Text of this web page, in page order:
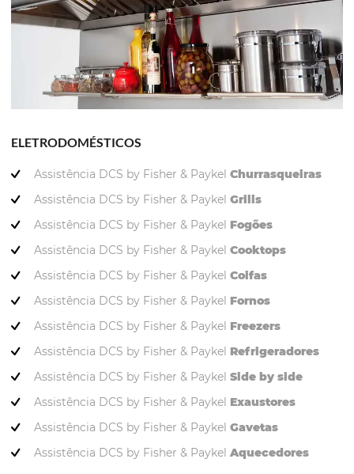
ELETRODOMÉSTICOS
Assistência DCS by Fisher & Paykel Churrasqueiras
Assistência DCS by Fisher & Paykel Grills
Assistência DCS by Fisher & Paykel Fogões
Assistência DCS by Fisher & Paykel Cooktops
Assistência DCS by Fisher & Paykel Coifas
Assistência DCS by Fisher & Paykel Fornos
Assistência DCS by Fisher & Paykel Freezers
Assistência DCS by Fisher & Paykel Refrigeradores
Assistência DCS by Fisher & Paykel Side by side
Assistência DCS by Fisher & Paykel Exaustores
Assistência DCS by Fisher & Paykel Gavetas
Assistência DCS by Fisher & Paykel Aquecedores